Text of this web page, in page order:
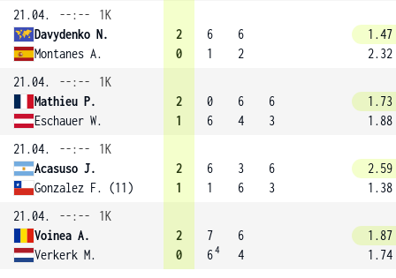
21.04. --:--
1K
Davydenko N.
Montanes A.
2
0
6
1
6
2
1.47
2.32
21.04.
--:--
1K
Mathieu P.
Eschauer W.
2
1
0
6
6
4
6
3
1.73
1.88
21.04.
--:--
1K
Acasuso J.
Gonzalez F. (11)
2
1
6
1
3
6
6
3
2.59
1.38
21.04.
--:--
1K
Voinea A.
Verkerk M.
2
0
7
64
6
4
1.87
1.74